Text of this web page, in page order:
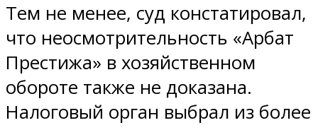
Тем не менее, суд констатировал,
что неосмотрительность «Арбат
Престижа» в хозяйственном
обороте также не доказана.
Налоговый орган выбрал из более